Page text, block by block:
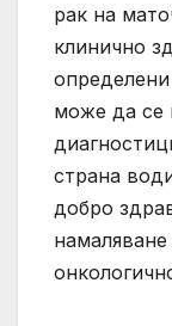
рак на
клинично
може да се
страна
добро